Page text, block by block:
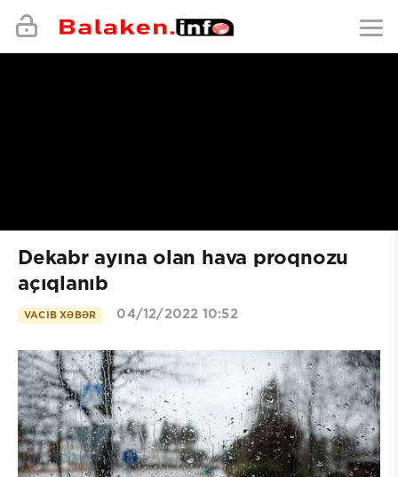
Dekabr ayına olan hava proqnozu
açıqlanıb
VACIB XƏBƏR 04/12/2022 10:52